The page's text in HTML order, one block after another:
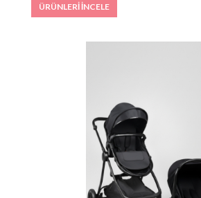
ÜRÜNLERİ İNCELE